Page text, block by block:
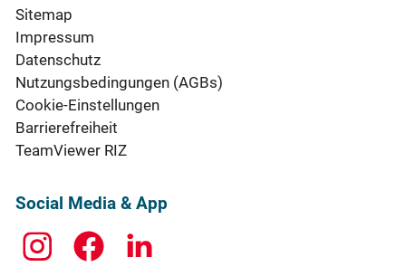
Sitemap
Impressum
Datenschutz
Nutzungsbedingungen (AGBs)
Cookie-Einstellungen
Barrierefreiheit
TeamViewer RIZ
Social Media & App